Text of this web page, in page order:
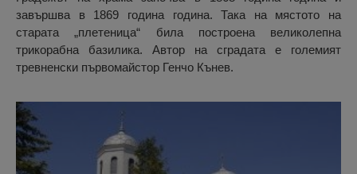
завършва в 1869 година година. Така на мястото на
старата „плетеница“ била построена великолепна
трикорабна базилика. Автор на сградата е големият
тревненски първомайстор Генчо Кънев.